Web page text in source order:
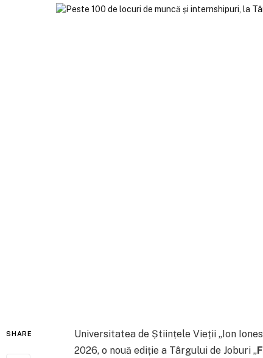
SHARE
Universitatea de Științele Vieții „Ion
2026, o nouă ediție a Târgului de Joburi „